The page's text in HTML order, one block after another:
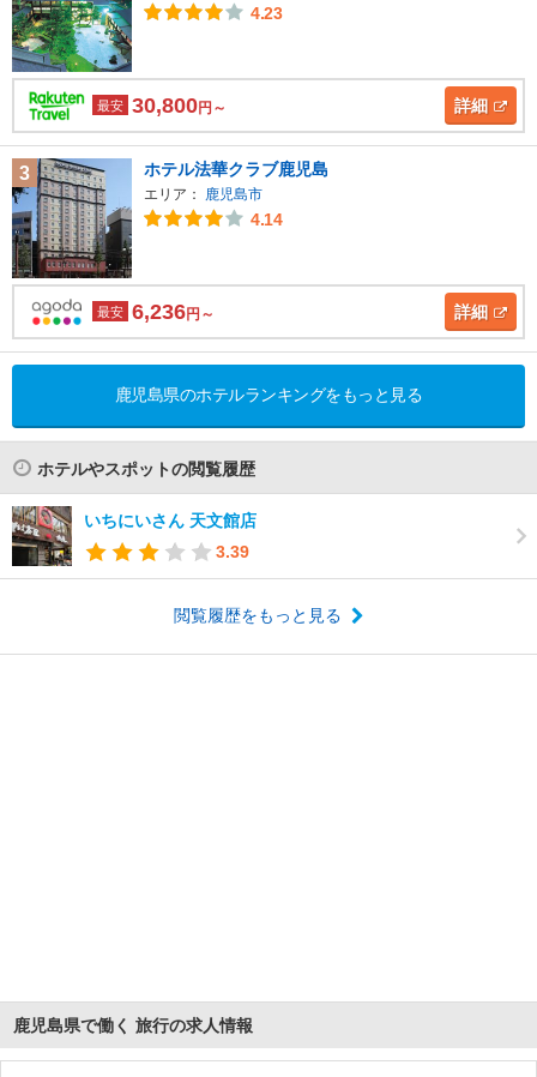
4.23
最安 30,800円～ 詳細
3 ホテル法華クラブ鹿児島
エリア： 鹿児島市
4.14
最安 6,236円～ 詳細
鹿児島県のホテルランキングをもっと見る
ホテルやスポットの閲覧履歴
いちにいさん 天文館店
3.39
閲覧履歴をもっと見る
鹿児島県で働く 旅行の求人情報